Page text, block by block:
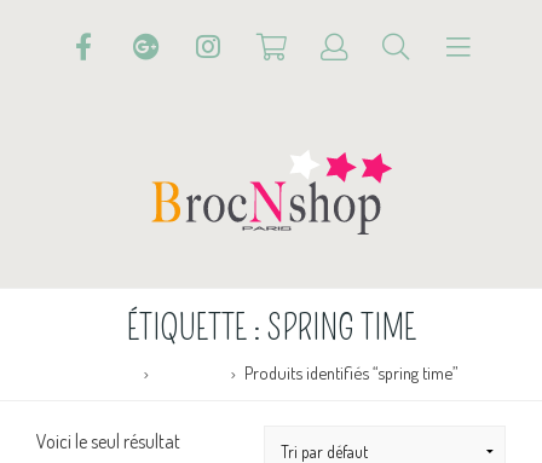
ÉTIQUETTE : SPRING TIME
Produits identifiés “spring time”
Voici le seul résultat